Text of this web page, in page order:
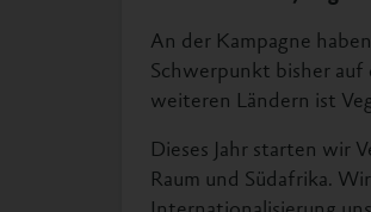
An der Kampagne
Schwerpunkt bisher auf
weiteren Ländern ist
Dieses Jahr starten wir
Raum und Südafrika.
Internationalisierung